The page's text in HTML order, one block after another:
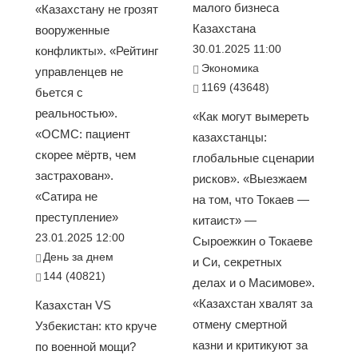
«Казахстану не грозят
вооруженные
конфликты». «Рейтинг
управленцев не
бьется с
реальностью».
«ОСМС: пациент
скорее мёртв, чем
застрахован».
«Сатира не
преступление»
23.01.2025 12:00
День за днем
144 (40821)
Казахстан VS
Узбекистан: кто круче
по военной мощи?
малого бизнеса
Казахстана
30.01.2025 11:00
Экономика
1169 (43648)
«Как могут вымереть
казахстанцы:
глобальные сценарии
рисков». «Выезжаем
на том, что Токаев —
китаист» —
Сыроежкин о Токаеве
и Си, секретных
делах и о Масимове».
«Казахстан хвалят за
отмену смертной
казни и критикуют за